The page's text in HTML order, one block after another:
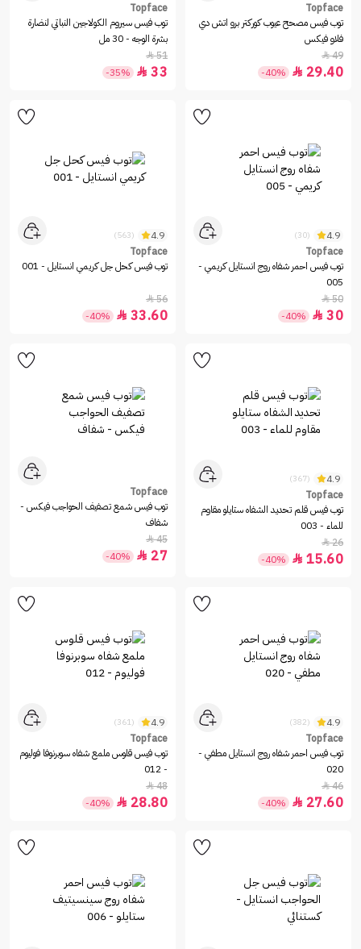
Topface
توب فيس مصحح عيوب كوركتر برو اتش دي
فلاو فيكس
49

29.40

-40%
Topface
توب فيس سيروم الكولاجين النباتي لنضارة
بشرة الوجه - 30 مل
51

33

-35%
4.9
(30)
Topface
توب فيس احمر شفاه روج انستايل كريمي -
005
50

30

-40%
4.9
(563)
Topface
توب فيس كحل جل كريمي انستايل - 001
56

33.60

-40%
4.9
(367)
Topface
توب فيس قلم تحديد الشفاه ستايلو مقاوم
للماء - 003
26

15.60

-40%
Topface
توب فيس شمع تصفيف الحواجب فيكس -
شفاف
45

27

-40%
4.9
(382)
Topface
توب فيس احمر شفاه روج انستايل مطفي -
020
46

27.60

-40%
4.9
(361)
Topface
توب فيس قلوس ملمع شفاه سوبرنوفا فوليوم
- 012
48

28.80

-40%